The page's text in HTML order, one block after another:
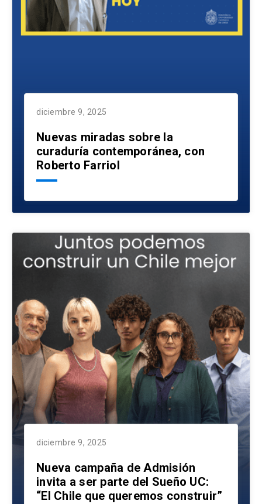
diciembre 9, 2025
Nuevas miradas sobre la
curaduría contemporánea, con
Roberto Farriol
diciembre 9, 2025
Nueva campaña de Admisión
invita a ser parte del Sueño UC:
“El Chile que queremos construir”